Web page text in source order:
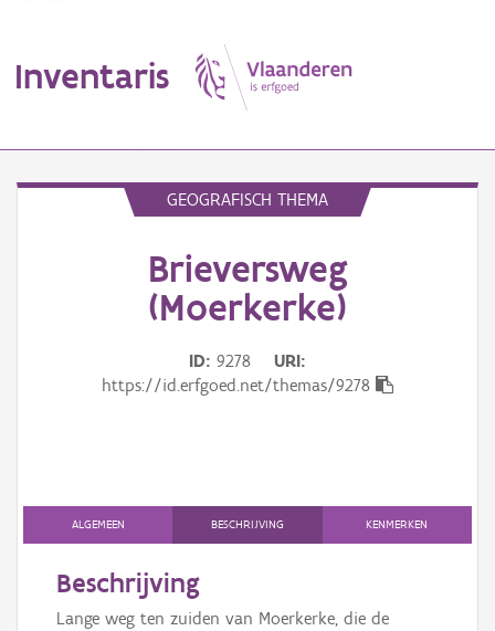
Inventaris
Persoon of collectief
GEOGRAFISCH THEMA
Brieversweg
(Moerkerke)
ID 9278
URI
https://id.erfgoed.net/themas/9278
ALGEMEEN BESCHRIJVING KENMERKEN
Beschrijving
Lange weg ten zuiden van Moerkerke, die de